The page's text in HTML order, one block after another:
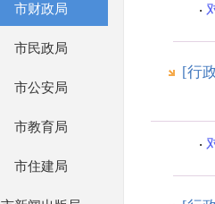
市财政局
市民政局
市公安局
市教育局
市住建局
[行